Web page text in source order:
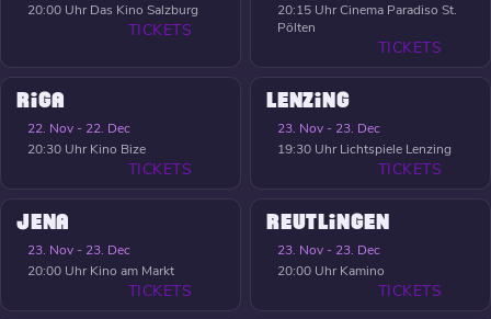
20:00 Uhr Das Kino Salzburg
TICKETS
20:15 UhrCinema Paradiso St.
Pölten
TICKETS
RIGA
22. Nov - 22. Dec
20:30 Uhr Kino Bize
TICKETS
LENZING
23. Nov - 23. Dec
19:30 Uhr Lichtspiele Lenzing
TICKETS
JENA
23. Nov - 23. Dec
20:00 Uhr Kino am Markt
TICKETS
REUTLINGEN
23. Nov - 23. Dec
20:00 Uhr Kamino
TICKETS